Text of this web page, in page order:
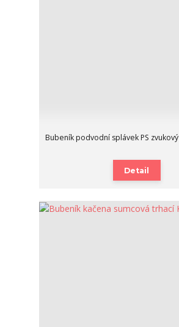
Bubeník podvodní splávek PS zvukový
Detail